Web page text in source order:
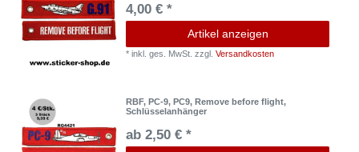
4,00 € *
Artikel anzeigen
*inkl. ges. MwSt. zzgl.Versandkosten
RBF, PC-9, PC9, Remove before flight,
Schlüsselanhänger
ab 2,50 € *